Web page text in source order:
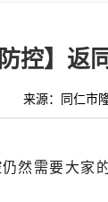
防控】返
来源：同仁
然需要大家